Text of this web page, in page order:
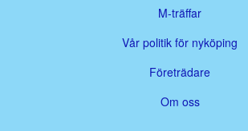
M-träffar
Vår politik för nyköping
Företrädare
Om oss